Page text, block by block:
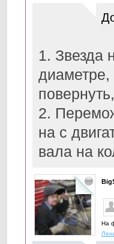
1. Звезда
диаметре,
2.
на с
вала на
На